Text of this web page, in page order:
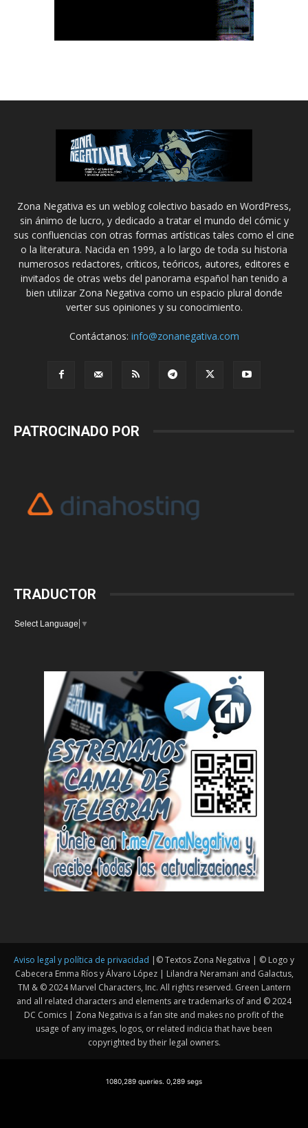
Zona Negativa es un weblog colectivo basado en WordPress,
sin ánimo de lucro, y dedicado a tratar el mundo del cómic y
sus confluencias con otras formas artísticas tales como el cine
o la literatura. Nacida en 1999, a lo largo de toda su historia
numerosos redactores, críticos, teóricos, autores, editores e
invitados de otras webs del panorama español han tenido a
bien utilizar Zona Negativa como un espacio plural donde
verter sus opiniones y su conocimiento.
Contáctanos: info@zonanegativa.com
PATROCINADO POR
TRADUCTOR
Select Language ▼
Aviso legal y política de privacidad |© Textos Zona Negativa | © Logo y
Cabecera Emma Ríos y Álvaro López | Lilandra Neramani and Galactus,
TM & © 2024 Marvel Characters, Inc. All rights reserved. Green Lantern
and all related characters and elements are trademarks of and © 2024
DC Comics | Zona Negativa is a fan site and makes no profit of the
usage of any images, logos, or related indicia that have been
copyrighted by their legal owners.
1080,289 queries. 0,289 segs